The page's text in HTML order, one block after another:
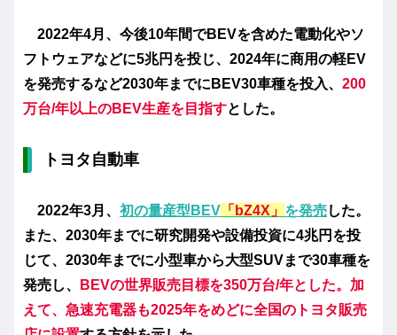
2022年4月、今後10年間でBEVを含めた電動化やソ
フトウェアなどに5兆円を投じ、2024年に商用の軽EV
を発売するなど2030年までにBEV30車種を投入、 200
万台/年以上のBEV生産を目指すとした。
トヨタ自動車
2022年3月、 初の量産型BEV 「bZ4X」 を発売した。
また、2030年までに研究開発や設備投資に4兆円を投
じて、2030年までに小型車から大型SUVまで30車種を
発売し、
BEVの世界販売目標を350万台/年とした。加
えて、急速充電器も2025年をめどに全国のトヨタ販売